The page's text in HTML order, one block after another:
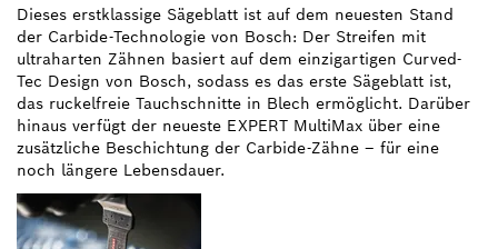
Dieses erstklassige Sägeblatt ist auf dem neuesten Stand
der Carbide-Technologie von Bosch: Der Streifen mit
ultraharten Zähnen basiert auf dem einzigartigen Curved-
Tec Design von Bosch, sodass es das erste Sägeblatt ist,
das ruckelfreie Tauchschnitte in Blech ermöglicht. Darüber
hinaus verfügt der neueste EXPERT MultiMax über eine
zusätzliche Beschichtung der Carbide-Zähne – für eine
noch längere Lebensdauer.